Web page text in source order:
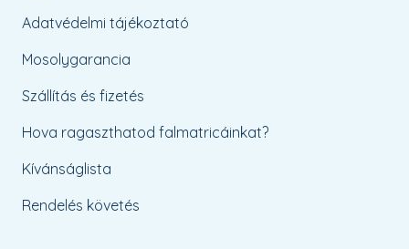
Adatvédelmi tájékoztató
Mosolygarancia
Szállítás és fizetés
Hova ragaszthatod falmatricáinkat?
Kívánságlista
Rendelés követés